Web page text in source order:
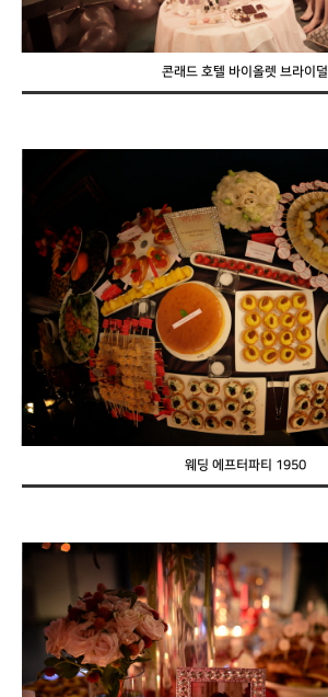
콘래드 호텔 바이올렛 브라이덜
웨딩 에프터파티 1950